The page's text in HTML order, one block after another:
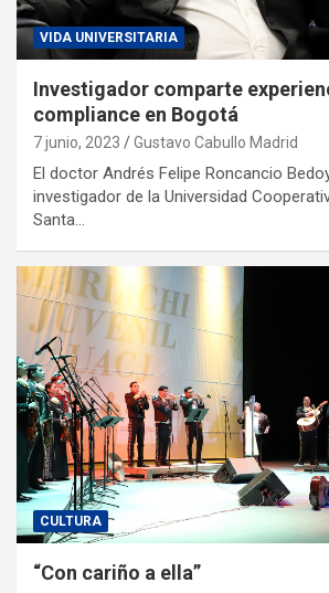
VIDA UNIVERSITARIA
Investigador comparte
compliance en Bogotá
7 junio, 2023 Gustavo Cabullo Madrid
El doctor Andrés Felipe Roncancio
investigador de la Universidad
Santa…
CULTURA
“Con cariño a ella”